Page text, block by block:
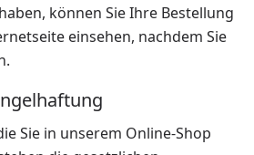
können Sie Ihre Bestellung
einsehen, nachdem Sie
Sie in unserem Online-Shop